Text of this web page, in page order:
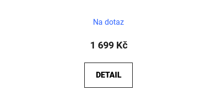
Na dotaz
1 699 Kč
DETAIL